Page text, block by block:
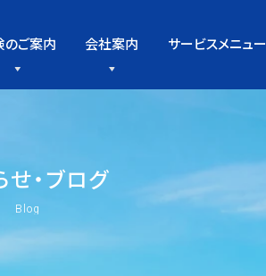
のご案内 会社案内 サービスメニュー
せ・ブログ
Blog